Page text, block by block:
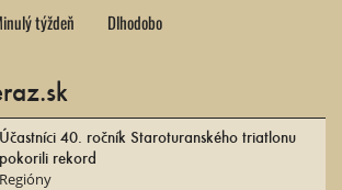
týždeň Dlhodobo
Účastníci 40. ročník Staroturanského triatlonu
pokorili rekord
Regióny